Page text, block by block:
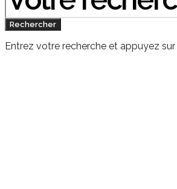
Rechercher
Entrez votre recherche et appuyez